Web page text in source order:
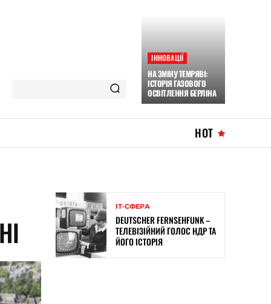
ІННОВАЦІЇ
НА ЗМІНУ ТЕМРЯВІ:
ІСТОРІЯ ГАЗОВОГО
ОСВІТЛЕННЯ БЕРЛІНА
HOT
ІТ-СФЕРА
DEUTSCHER FERNSEHFUNK –
ТЕЛЕВІЗІЙНИЙ ГОЛОС НДР ТА
ЙОГО ІСТОРІЯ